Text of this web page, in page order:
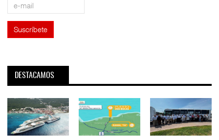
DESTACAMOS